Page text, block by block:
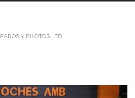
FAROS Y PILOTOS LED